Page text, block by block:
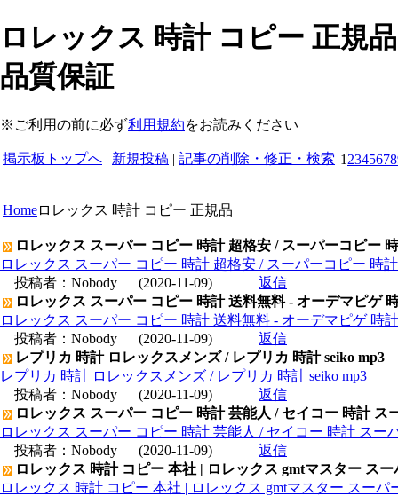
ロレックス 時計 コピー 正規
品質保証
※ご利用の前に必ず利用規約をお読みください
掲示板トップへ | 新規投稿 | 記事の削除・修正・検索 1 2345678
Homeロレックス 時計 コピー 正規品
ロレックス スーパー コピー 時計 超格安 / スーパーコピー
ロレックス スーパー コピー 時計 超格安 / スーパーコピー 時
投稿者： Nobody (2020-11-09)
返信
ロレックス スーパー コピー 時計 送料無料 - オーデマピゲ
ロレックス スーパー コピー 時計 送料無料 - オーデマピゲ 時
投稿者： Nobody (2020-11-09)
返信
レプリカ 時計 ロレックスメンズ / レプリカ 時計 seiko mp3
レプリカ 時計 ロレックスメンズ / レプリカ 時計 seiko mp3
投稿者： Nobody (2020-11-09)
返信
ロレックス スーパー コピー 時計 芸能人 / セイコー 時計 ス
ロレックス スーパー コピー 時計 芸能人 / セイコー 時計 スー
投稿者： Nobody (2020-11-09)
返信
ロレックス 時計 コピー 本社 | ロレックス gmtマスター ス
ロレックス 時計 コピー 本社 | ロレックス gmtマスター スーパ